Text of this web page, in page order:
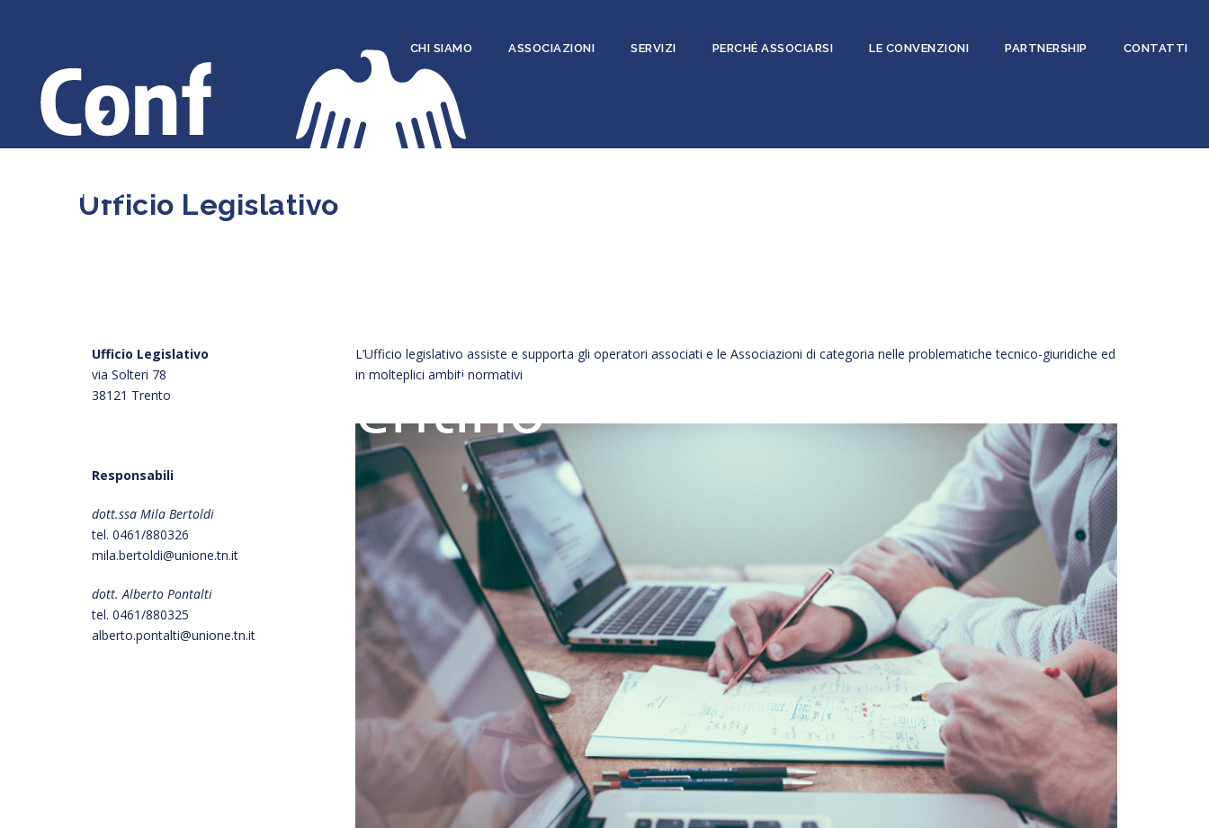
principale
CHI SIAMO ASSOCIAZIONI SERVIZI PERCHÉ ASSOCIARSI LE CONVENZIONI PARTNERSHIP CONTATTI
Ufficio Legislativo
Ufficio Legislativo
via Solteri 78
38121 Trento
Responsabili
dott.ssa Mila Bertoldi
tel. 0461/880326
mila.bertoldi@unione.tn.it
dott. Alberto Pontalti
tel. 0461/880325
alberto.pontalti@unione.tn.it
L’Ufficio legislativo assiste e supporta gli operatori associati e le Associazioni di categoria nelle problematiche tecnico-giuridiche ed
in molteplici ambiti normativi